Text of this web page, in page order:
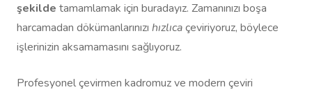
şekilde tamamlamak için buradayız. Zamanınızı boşa
harcamadan dökümanlarınızı hızlıcaçeviriyoruz, böylece
işlerinizin aksamamasını sağlıyoruz.
Profesyonel çevirmen kadromuz ve modern çeviri